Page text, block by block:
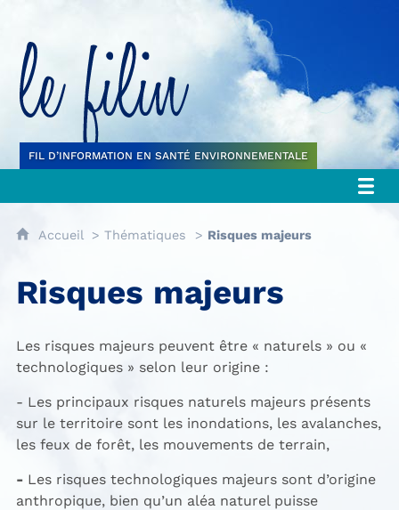
FIL D’INFORMATION EN SANTÉ ENVIRONNEMENTALE
Accueil Thématiques Risques majeurs
Risques majeurs
Les risques majeurs peuvent être « naturels » ou «
technologiques » selon leur origine :
- Les principaux risques naturels majeurs présents
sur le territoire sont les inondations, les avalanches,
les feux de forêt, les mouvements de terrain,
-Les risques technologiques majeurs sont d’origine
anthropique, bien qu’un aléa naturel puisse